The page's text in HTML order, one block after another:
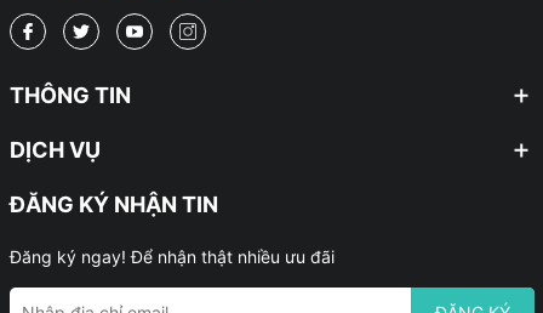
THÔNG TIN
DỊCH VỤ
ĐĂNG KÝ NHẬN TIN
Đăng ký ngay! Để nhận thật nhiều ưu đãi